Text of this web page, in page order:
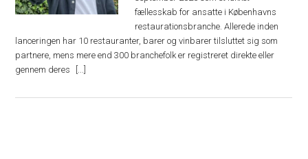
fællesskab for ansatte i Københavns
restaurationsbranche. Allerede inden
lanceringen har 10 restauranter, barer og vinbarer tilsluttet sig som
partnere, mens mere end 300 branchefolk er registreret direkte eller
gennem deres